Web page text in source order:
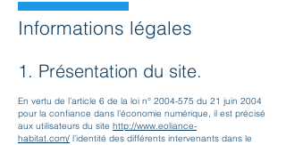
Informations légales
1. Présentation du site.
En vertu de l’article 6 de la loi n° 2004-575 du 21 juin 2004
pour la confiance dans l’économie numérique, il est précisé
aux utilisateurs du site http://www.eoliance-
habitat.com/ l’identité des différents intervenants dans le